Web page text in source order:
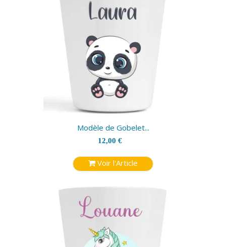
Modèle de Gobelet...
12,00 €
Voir l'Article